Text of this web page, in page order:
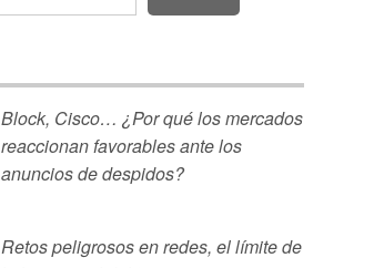
Block, Cisco… ¿Por qué los mercados
reaccionan favorables ante los
anuncios de despidos?
Retos peligrosos en redes, el límite de